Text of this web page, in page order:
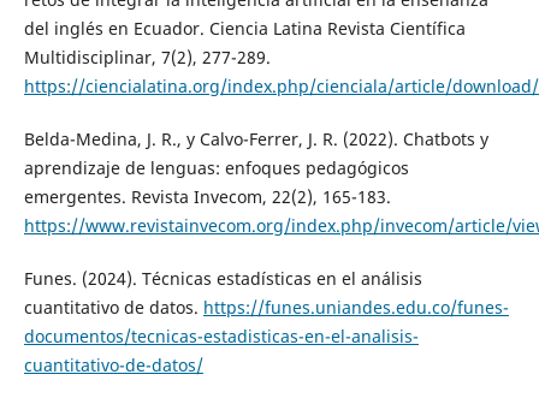
del inglés en Ecuador. Ciencia Latina Revista Científica
Multidisciplinar, 7(2), 277-289.
https://ciencialatina.org/index.php/cienciala/article/
Belda-Medina, J. R., y Calvo-Ferrer, J. R. (2022). Chatbots y
aprendizaje de lenguas: enfoques pedagógicos
emergentes. Revista Invecom, 22(2), 165-183.
https://www.revistainvecom.org/index.php/invecom/article/
Funes. (2024). Técnicas estadísticas en el análisis
cuantitativo de datos. https://funes.uniandes.edu.co/funes-
documentos/tecnicas-estadisticas-en-el-analisis-
cuantitativo-de-datos/